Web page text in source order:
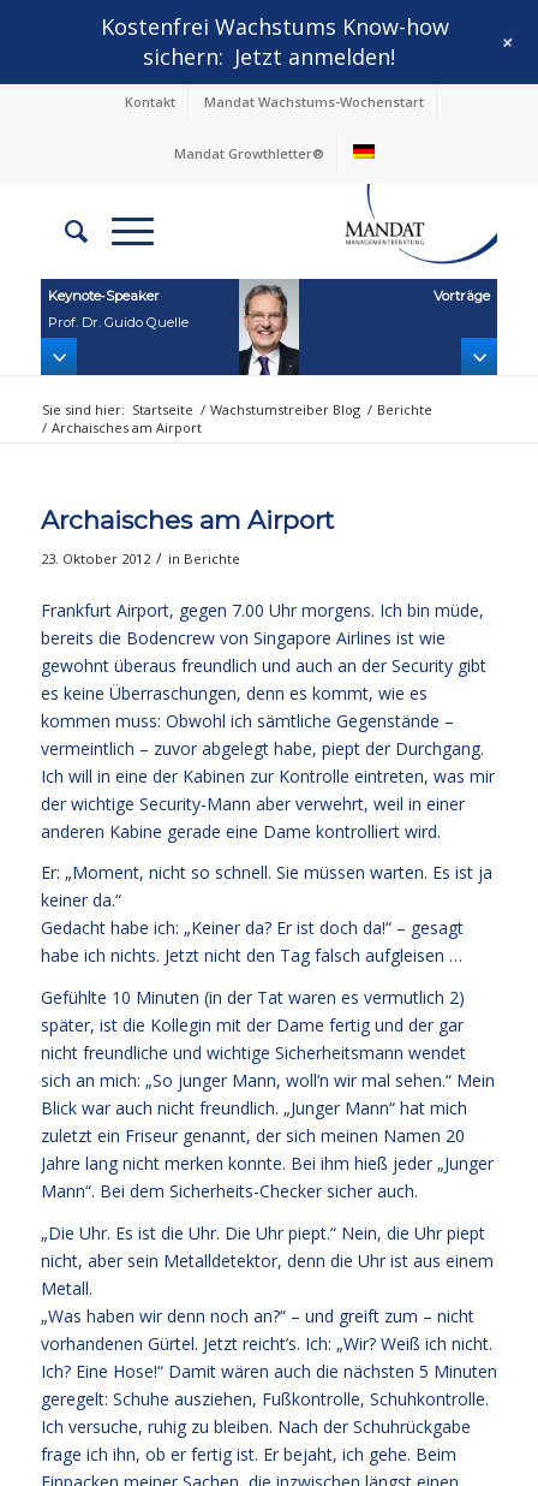
Kontakt Mandat Wachstums-Wochenstart
Mandat Growthletter®
Keynote‑Speaker
Prof. Dr. Guido Quelle
Vorträge
Sie sind hier: Startseite / Wachstumstreiber Blog / Berichte
/ Archaisches am Airport
Archaisches am Airport
23. Oktober 2012 / in Berichte
Frankfurt Airport, gegen 7.00 Uhr morgens. Ich bin müde,
bereits die Bodencrew von Singapore Airlines ist wie
gewohnt überaus freundlich und auch an der Security gibt
es keine Überraschungen, denn es kommt, wie es
kommen muss: Obwohl ich sämtliche Gegenstände –
vermeintlich – zuvor abgelegt habe, piept der Durchgang.
Ich will in eine der Kabinen zur Kontrolle eintreten, was mir
der wichtige Security-Mann aber verwehrt, weil in einer
anderen Kabine gerade eine Dame kontrolliert wird.
Er: „Moment, nicht so schnell. Sie müssen warten. Es ist ja
keiner da.“
Gedacht habe ich: „Keiner da? Er ist doch da!“ – gesagt
habe ich nichts. Jetzt nicht den Tag falsch aufgleisen …
Gefühlte 10 Minuten (in der Tat waren es vermutlich 2)
später, ist die Kollegin mit der Dame fertig und der gar
nicht freundliche und wichtige Sicherheitsmann wendet
sich an mich: „So junger Mann, woll’n wir mal sehen.“ Mein
Blick war auch nicht freundlich. „Junger Mann“ hat mich
zuletzt ein Friseur genannt, der sich meinen Namen 20
Jahre lang nicht merken konnte. Bei ihm hieß jeder „Junger
Mann“. Bei dem Sicherheits-Checker sicher auch.
„Die Uhr. Es ist die Uhr. Die Uhr piept.“ Nein, die Uhr piept
nicht, aber sein Metalldetektor, denn die Uhr ist aus einem
Metall.
„Was haben wir denn noch an?“ – und greift zum – nicht
vorhandenen Gürtel. Jetzt reicht’s. Ich: „Wir? Weiß ich nicht.
Ich? Eine Hose!“ Damit wären auch die nächsten 5 Minuten
geregelt: Schuhe ausziehen, Fußkontrolle, Schuhkontrolle.
Ich versuche, ruhig zu bleiben. Nach der Schuhrückgabe
frage ich ihn, ob er fertig ist. Er bejaht, ich gehe. Beim
Kostenfrei Wachstums Know-how
sichern: Jetzt anmelden! +